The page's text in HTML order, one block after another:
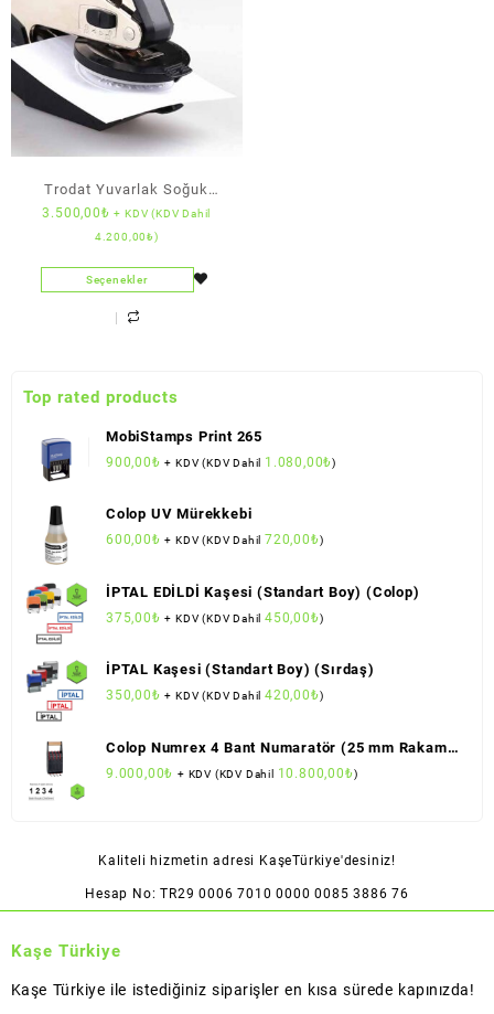
Trodat Yuvarlak Soğuk
Damga (5 cm çap)
3.500,00₺ + KDV (KDV Dahil
4.200,00₺)
Seçenekler
Top rated products
MobiStamps Print 265
900,00₺ + KDV (KDV Dahil 1.080,00₺)
Colop UV Mürekkebi
600,00₺ + KDV (KDV Dahil 720,00₺)
İPTAL EDİLDİ Kaşesi (Standart Boy) (Colop)
375,00₺ + KDV (KDV Dahil450,00₺)
İPTAL Kaşesi (Standart Boy) (Sırdaş)
350,00₺ + KDV (KDV Dahil420,00₺)
Colop Numrex 4 Bant Numaratör (25 mm Rakam
Boyu)
9.000,00₺ + KDV (KDV Dahil 10.800,00₺)
Kaliteli hizmetin adresi KaşeTürkiye'desiniz!
Hesap No: TR29 0006 7010 0000 0085 3886 76
Kaşe Türkiye
Kaşe Türkiye ile istediğiniz siparişler en kısa sürede kapınızda!